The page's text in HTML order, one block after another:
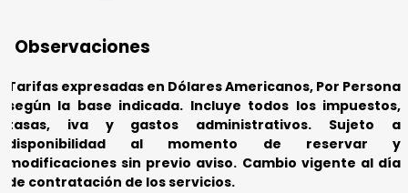
expresadas en Dólares Americanos, Por Persona
la base indicada. Incluyetodos los impuestos,
iva y gastos administrativos.
Sujeto a
al momento de reservar y
sin previo aviso.Cambio vigente al día
contratación de los servicios.